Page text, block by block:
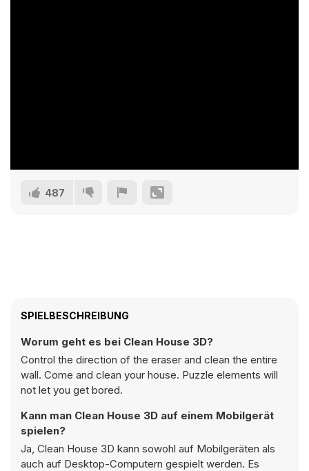
487
SPIELBESCHREIBUNG
Worum geht es bei Clean House 3D?
Control the direction of the eraser and clean the entire
wall. Come and clean your house. Puzzle elements will
not let you get bored.
Kann man Clean House 3D auf einem Mobilgerät
spielen?
Ja, Clean House 3D kann sowohl auf Mobilgeräten als
auch auf Desktop-Computern gespielt werden. Es